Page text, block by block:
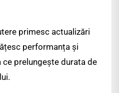
primesc actualizări
performanța și
ce prelungește durata de